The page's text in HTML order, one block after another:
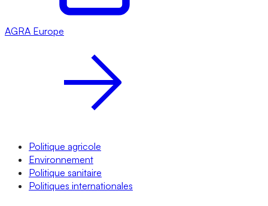
AGRA Europe
Politique agricole
Environnement
Politique sanitaire
Politiques internationales